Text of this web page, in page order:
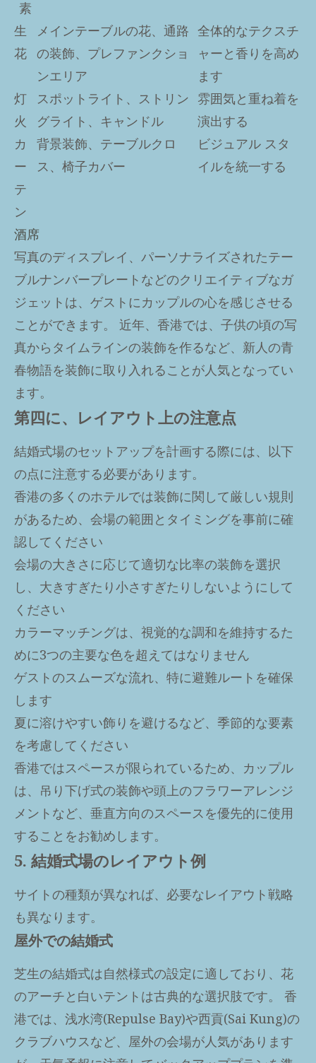
素
生
花
メインテーブルの花、通路
の装飾、プレファンクショ
ンエリア
全体的なテクスチ
ャーと香りを高め
ます
灯
火
スポットライト、ストリン
グライト、キャンドル
雰囲気と重ね着を
演出する
カ
ー
テ
ン
背景装飾、テーブルクロ
ス、椅子カバー
ビジュアル スタ
イルを統一する
酒席
写真のディスプレイ、パーソナライズされたテー
ブルナンバープレートなどのクリエイティブなガ
ジェットは、ゲストにカップルの心を感じさせる
ことができます。 近年、香港では、子供の頃の写
真からタイムラインの装飾を作るなど、新人の青
春物語を装飾に取り入れることが人気となってい
ます。
第四に、レイアウト上の注意点
結婚式場のセットアップを計画する際には、以下
の点に注意する必要があります。
香港の多くのホテルでは装飾に関して厳しい規則
があるため、会場の範囲とタイミングを事前に確
認してください
会場の大きさに応じて適切な比率の装飾を選択
し、大きすぎたり小さすぎたりしないようにして
ください
カラーマッチングは、視覚的な調和を維持するた
めに3つの主要な色を超えてはなりません
ゲストのスムーズな流れ、特に避難ルートを確保
します
夏に溶けやすい飾りを避けるなど、季節的な要素
を考慮してください
香港ではスペースが限られているため、カップル
は、吊り下げ式の装飾や頭上のフラワーアレンジ
メントなど、垂直方向のスペースを優先的に使用
することをお勧めします。
5. 結婚式場のレイアウト例
サイトの種類が異なれば、必要なレイアウト戦略
も異なります。
屋外での結婚式
芝生の結婚式は自然様式の設定に適しており、花
のアーチと白いテントは古典的な選択肢です。 香
港では、浅水湾(Repulse Bay)や西貢(Sai Kung)の
クラブハウスなど、屋外の会場が人気があります